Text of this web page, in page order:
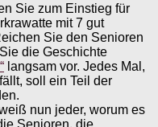
Sie zum Einstieg für
mit 7 gut
Sie den Senioren
die Geschichte
langsam vor. Jedes Mal,
soll ein Teil der
nun jeder, worum es
Senioren, die